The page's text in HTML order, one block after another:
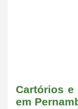
Cartórios
em